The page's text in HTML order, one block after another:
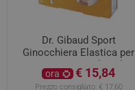
Dr. Gibaud Sport
Ginocchiera Elastica per
Distorsioni Camel Taglia 2
ora € 15,84
Prezzo consigliato: € 17,60